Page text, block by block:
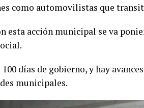
como automovilistas que
esta acción municipal se va
días de gobierno, y hay
municipales.